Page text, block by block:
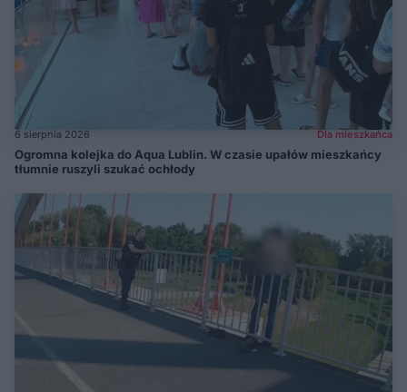
6 sierpnia 2026 Dla mieszkańca
Ogromna kolejka do Aqua Lublin. W czasie upałów mieszkańcy
tłumnie ruszyli szukać ochłody